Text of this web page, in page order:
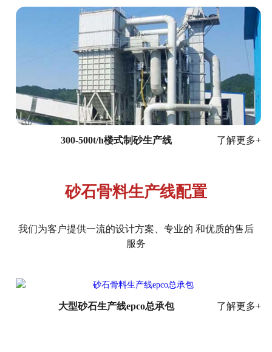
于
售
新
300-500t/h楼式制砂生产线 了解更多+
砂石骨料生产线配置
我们为客户提供一流的设计方案、专业的 和优质的售后
服务
大型砂石生产线epco总承包 了解更多+